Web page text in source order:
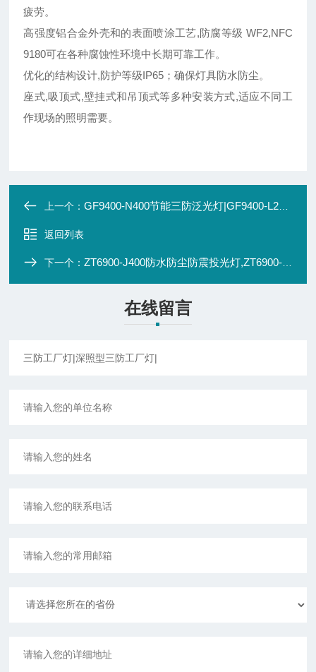
疲劳。
高强度铝合金外壳和的表面喷涂工艺,防腐等级 WF2,NFC
9180可在各种腐蚀性环境中长期可靠工作。
优化的结构设计,防护等级IP65；确保灯具防水防尘。
座式,吸顶式,壁挂式和吊顶式等多种安装方式,适应不同工
作现场的照明需要。
上一个：GF9400-N400节能三防泛光灯|GF9400-L250防水房产防腐泛光灯
返回列表
下一个：ZT6900-J400防水防尘防震投光灯,ZT6900-J250三防投光灯
在线留言